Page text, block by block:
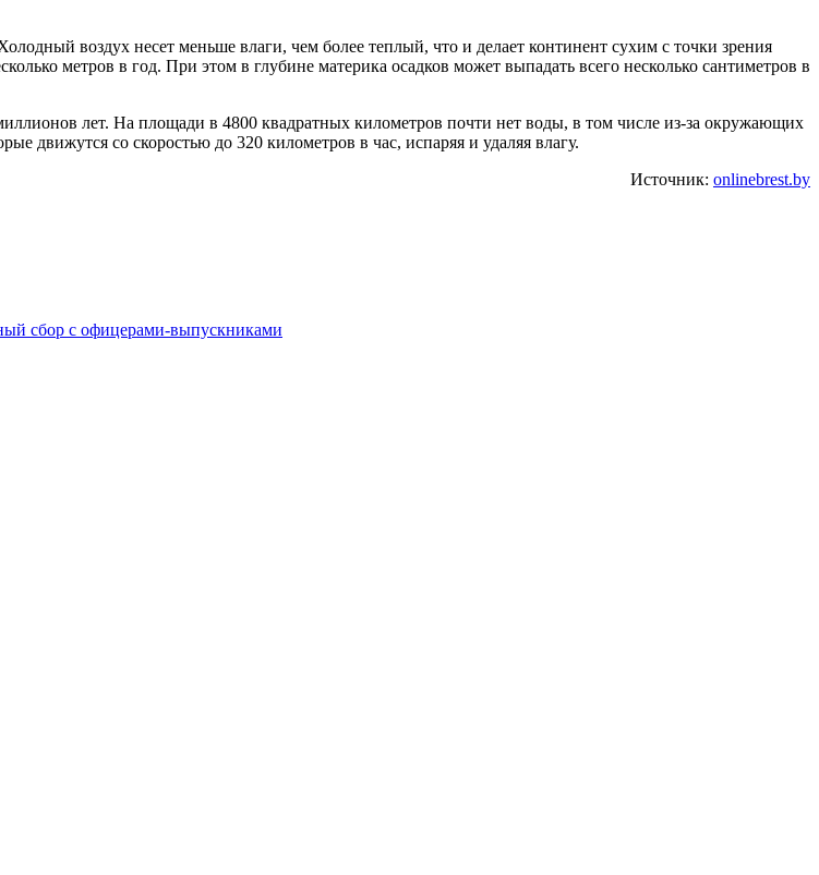
воздух несет меньше влаги, чем более теплый, что и делает континент сухим с точки зрения
метров в год. При этом в глубине материка осадков может выпадать всего несколько сантиметров в
лет. На площади в 4800 квадратных километров почти нет воды, в том числе из-за окружающих
движутся со скоростью до 320 километров в час, испаряя и удаляя влагу.
Источник: onlinebrest.by
сбор с офицерами-выпускниками